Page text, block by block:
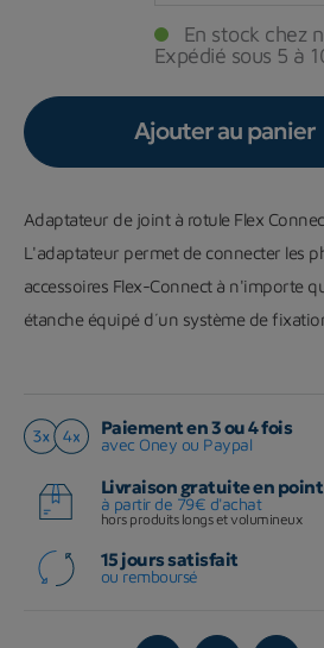
En stock chez
Expédié sous 5 à
Ajouter au panier
Adaptateur de joint à rotule Flex
L'adaptateur permet de connecter les
accessoires Flex-Connect à n'importe
étanche équipé d´un système de
Paiement en 3 ou 4 fois
avec Oney ou Paypal
Livraison gratuite en
à partir de 79€ d'achat
hors produits longs et volumineux
15 jours satisfait
ou remboursé